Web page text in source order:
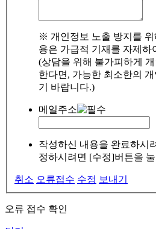
※ 개인정보 노출 방지를 위
용은 가급적 기재를 자제하
(상담을 위해 불가피하게
한다면, 가능한 최소한의
기 바랍니다.)
메일주소
작성하신 내용을 완료하시
정하시려면 [수정]버튼을
취소 오류접수 수정 보내기
오류 접수 확인